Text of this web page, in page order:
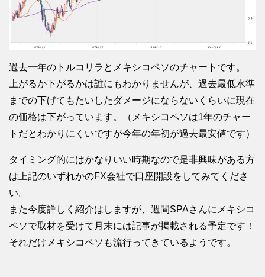
過去一年のトルコリラとメキシコペソのチャートです。
上がるか下がるかは誰にもわかりませんが、過去最低水準
までの下げてもたいしたダメージにならないくらいに現在
の価格は下がっています。（メキシコペソは1年のチャー
トだとわかりにくいですが今年の年初が過去最安値です）
タイミング的にはかなりいい時期なので是非興味がある方
は上記のいずれかのFX会社で口座開設をしてみてくださ
い。
また今度詳しく紹介はしますが、週間SPAさんにメキシコ
ペソで取材を受けて月末には記事が掲載される予定です！
それだけメキシコペソも流行ってきているようです。